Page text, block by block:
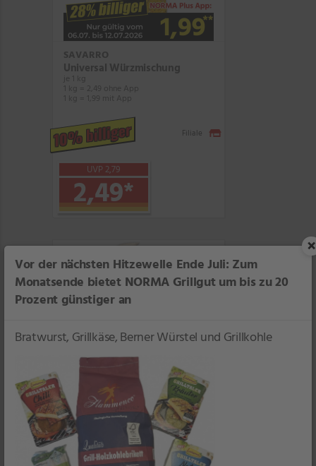
SAVARRO
Universal Würzmischung
1 kg = 2,49 ohne App
1 kg = 1,99 mit App
10% billiger
UVP 2,79
2,49*
Filiale
DOVGAN
Plombir Original Eiscreme
In der Tiefkühltruhe
je 130 ml
1 l = 6,85 ohne App
1 l = 5,31 mit App
×
Vor der nächsten Hitzewelle Ende Juli: Zum
Monatsende bietet NORMA Grillgut um bis zu 20
Prozent günstiger an
Bratwurst, Grillkäse, Berner Würstel und Grillkohle